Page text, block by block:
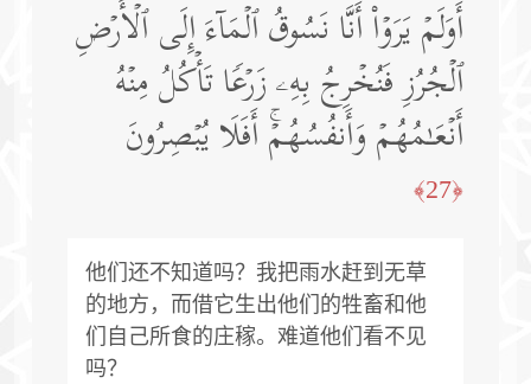
أَوَلَمۡ یَرَوۡا۟ أَنَّا نَسُوقُ ٱلۡمَاۤءَ إِلَى ٱلۡأَرۡضِ
ٱلۡجُرُزِ فَنُخۡرِجُ بِهِۦ زَرۡعࣰا تَأۡكُلُ مِنۡهُ
أَنۡعَـٰمُهُمۡ وَأَنفُسُهُمۡۚ أَفَلَا یُبۡصِرُونَ
﴿27﴾
他们还不知道吗？我把雨水赶到无草
的地方，而借它生出他们的牲畜和他
们自己所食的庄稼。难道他们看不见
吗？